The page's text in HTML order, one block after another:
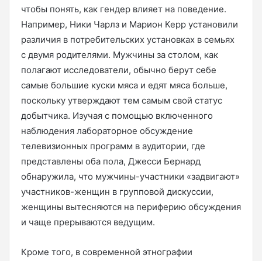
чтобы понять, как гендер влияет на поведение.
Например, Ники Чарлз и Марион Керр установили
различия в потребительских установках в семьях
с двумя родителями. Мужчины за столом, как
полагают исследователи, обычно берут себе
самые большие куски мяса и едят мяса больше,
поскольку утверждают тем самым свой статус
добытчика. Изучая с помощью включенного
наблюдения лабораторное обсуждение
телевизионных программ в аудитории, где
представлены оба пола, Джесси Бернард
обнаружила, что мужчины-участники «задвигают»
участников-женщин в групповой дискуссии,
женщины вытесняются на периферию обсуждения
и чаще прерываются ведущим.
Кроме того, в современной этнографии